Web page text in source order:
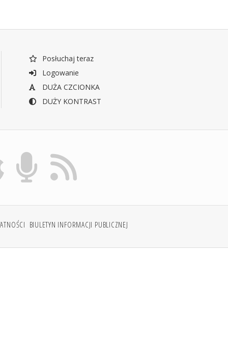
Posłuchaj teraz
Logowanie
DUŻA CZCIONKA
DUŻY KONTRAST
BIULETYN INFORMACJI PUBLICZNEJ